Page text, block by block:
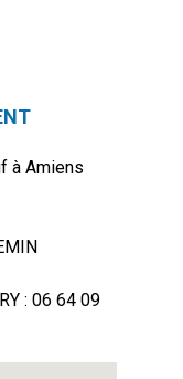
à Amiens
: 06 64 09